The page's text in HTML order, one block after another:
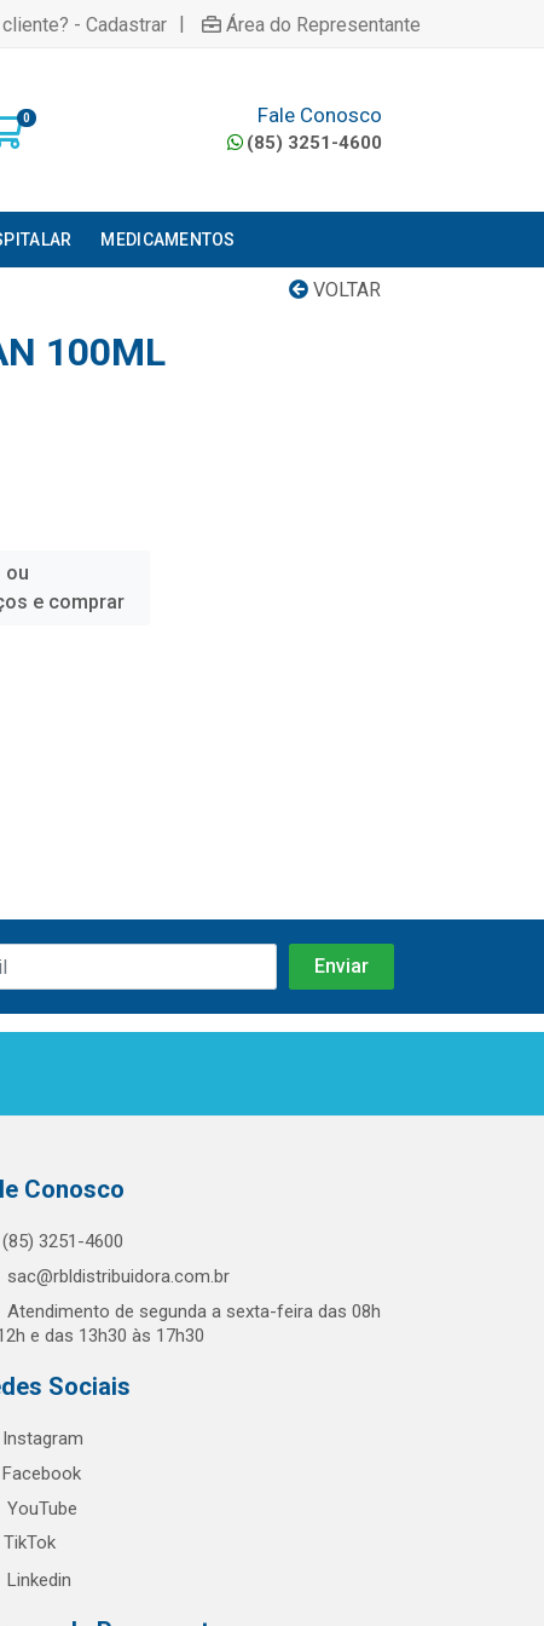
- Cadastrar | Área do Representante
0 Fale Conosco
(85) 3251-4600
MEDICAMENTOS
VOLTAR
100ML
ou
e comprar
Conosco
(85) 3251-4600
sac@rbldistribuidora.com.br
Atendimento de segunda a sexta-feira das 08h
e das 13h30 às 17h30
Sociais
Instagram
Facebook
YouTube
TikTok
Linkedin